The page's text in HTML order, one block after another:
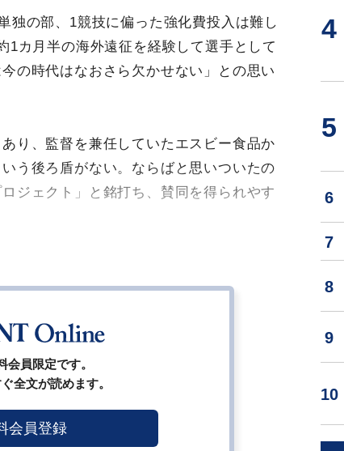
独の部、1競技に偏った強化費投入は難し
1カ月半の海外遠征を経験して選手として
の時代はなおさら欠かせない」との思い
り、監督を兼任していたエスビー食品か
う後ろ盾がない。ならばと思いついたの
ジェクト」と銘打ち、賛同を得られやす
会員限定です。
全文が読めます。
会員登録